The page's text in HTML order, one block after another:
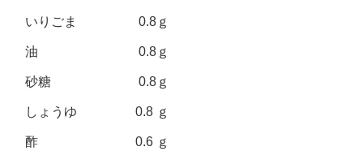
いりごま 0.8ｇ
油 0.8ｇ
砂糖 0.8ｇ
しょうゆ 0.8 ｇ
酢 0.6 ｇ